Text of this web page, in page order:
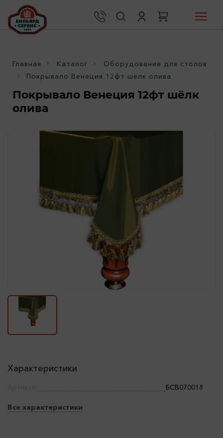
Главная Каталог
Оборудование для столов
Покрывало Венеция 12фт шёлк олива
Покрывало Венеция 12фт шёлк
олива
Характеристики
БСВ070018
Все характеристики